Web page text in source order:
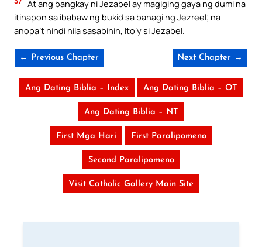
At ang bangkay ni Jezabel ay magiging gaya ng dumi na
itinapon sa ibabaw ng bukid sa bahagi ng Jezreel; na
anopa’t hindi nila sasabihin, Ito’y si Jezabel.
← Previous Chapter Next Chapter →
Ang Dating Biblia – Index Ang Dating Biblia – OT
Ang Dating Biblia – NT
First Mga Hari First Paralipomeno
Second Paralipomeno
Visit Catholic Gallery Main Site